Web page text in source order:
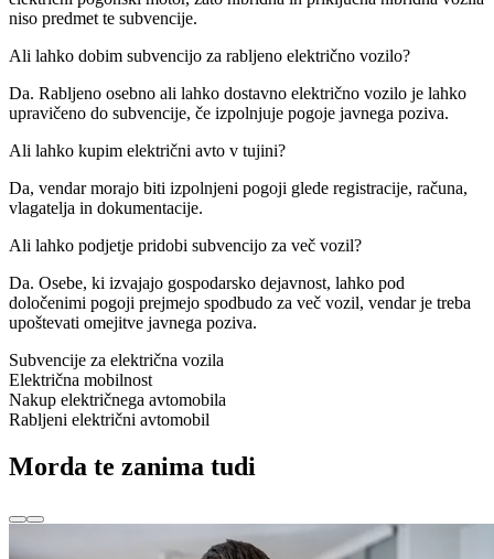
niso predmet te subvencije.
Ali lahko dobim subvencijo za rabljeno električno vozilo?
Da. Rabljeno osebno ali lahko dostavno električno vozilo je lahko
upravičeno do subvencije, če izpolnjuje pogoje javnega poziva.
Ali lahko kupim električni avto v tujini?
Da, vendar morajo biti izpolnjeni pogoji glede registracije, računa,
vlagatelja in dokumentacije.
Ali lahko podjetje pridobi subvencijo za več vozil?
Da. Osebe, ki izvajajo gospodarsko dejavnost, lahko pod
določenimi pogoji prejmejo spodbudo za več vozil, vendar je treba
upoštevati omejitve javnega poziva.
Subvencije za električna vozila
Električna mobilnost
Nakup električnega avtomobila
Rabljeni električni avtomobil
Morda te zanima tudi